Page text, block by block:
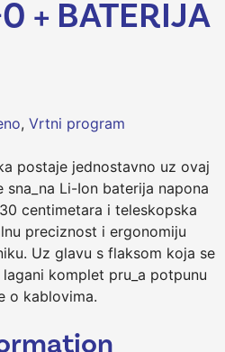
+ BATERIJA
, Vrtni program
postaje jednostavno uz ovaj
Li-Ion baterija napona
centimetara i teleskopska
preciznost i ergonomiju
Uz glavu s flaksom koja se
komplet pru_a potpunu
o kablovima.